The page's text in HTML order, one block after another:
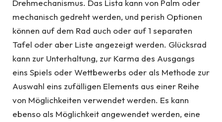
Drehmechanismus. Das Lista kann von Palm oder
mechanisch gedreht werden, und perish Optionen
können auf dem Rad auch oder auf 1 separaten
Tafel oder aber Liste angezeigt werden. Glücksrad
kann zur Unterhaltung, zur Karma des Ausgangs
eins Spiels oder Wettbewerbs oder als Methode zur
Auswahl eins zufälligen Elements aus einer Reihe
von Möglichkeiten verwendet werden. Es kann
ebenso als Möglichkeit angewendet werden, eine